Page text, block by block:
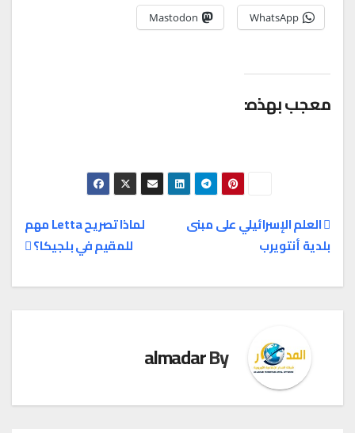
WhatsApp
Mastodon
بهذه:
لماذا تصريح Letta مهم
للمقيم في بلجيكا؟
العلم الإسرائيلي على مبنى
أنتويرب
By
almadar